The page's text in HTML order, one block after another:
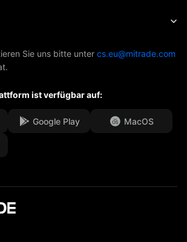
Sie uns bitte unter cs.eu@mitrade.com
ist verfügbar auf:
Google Play MacOS